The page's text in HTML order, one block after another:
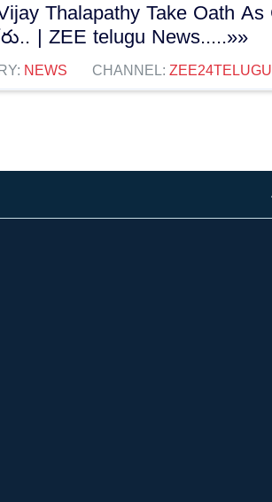
Thalapathy Take Oath
| ZEE telugu News.....»»
NEWS CHANNEL: